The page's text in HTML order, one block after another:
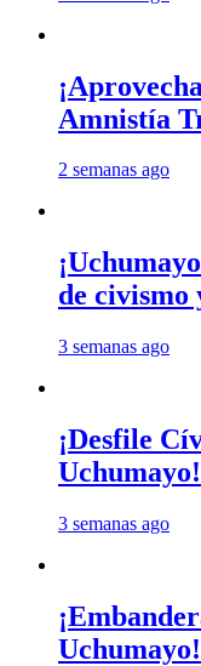
Amnistía
2 semanas ago
de
3 semanas ago
¡Desfile
Uchumayo!
3 semanas ago
Uchumayo!